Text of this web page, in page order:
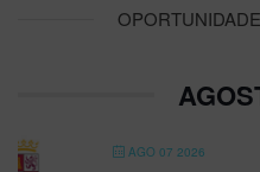
AGO 07 2026